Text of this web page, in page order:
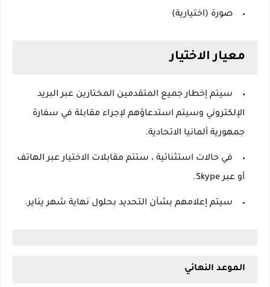
صورة (اختيارية)
معيار الاختيار
سيتم إخطار جميع المتقدمين المختارين عبر البريد
الإلكتروني وسيتم استدعاؤهم لإجراء مقابلة في سفارة
جمهورية ألمانيا الاتحادية.
في حالات استثنائية ، ستتم مقابلات الاختيار عبر الهاتف
أو عبر Skype.
سيتم إعلامهم بشأن التحديد بحلول نهاية شهر يناير.
الموعد النهائي